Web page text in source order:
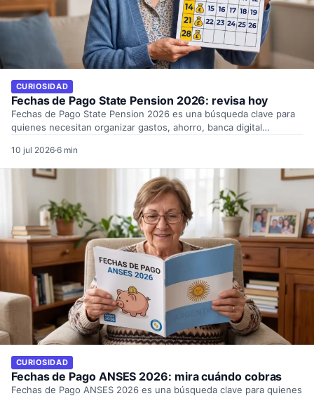
CURIOSIDAD
Fechas de Pago State Pension 2026: revisa hoy
Fechas de Pago State Pension 2026 es una búsqueda clave para
quienes necesitan organizar gastos, ahorro, banca digital…
10 jul 2026·6 min
CURIOSIDAD
Fechas de Pago ANSES 2026: mira cuándo cobras
Fechas de Pago ANSES 2026 es una búsqueda clave para quienes